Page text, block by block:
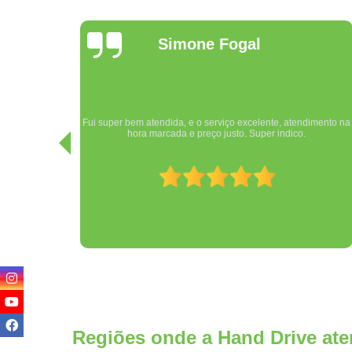
Mayky
Campelo
atencioso e profissional. Sem contar a humildade e
cordialidade! Muito obrigado, estou muito satisfeito com o
Regiões onde a Hand Drive